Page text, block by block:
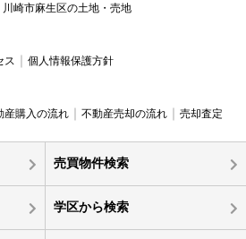
川崎市麻生区の土地・売地
ス 個人情報保護方針
産購入の流れ 不動産売却の流れ 売却査定
売買物件検索
学区から検索